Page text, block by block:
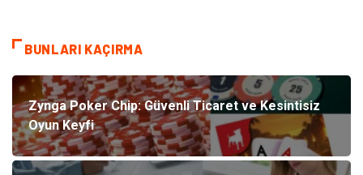
BUNLARI KAÇIRMA
Zynga Poker Chip: Güvenli Ticaret ve Kesintisiz
Oyun Keyfi